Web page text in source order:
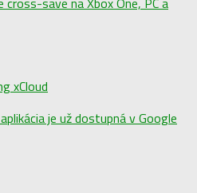
je už dostupná v Google